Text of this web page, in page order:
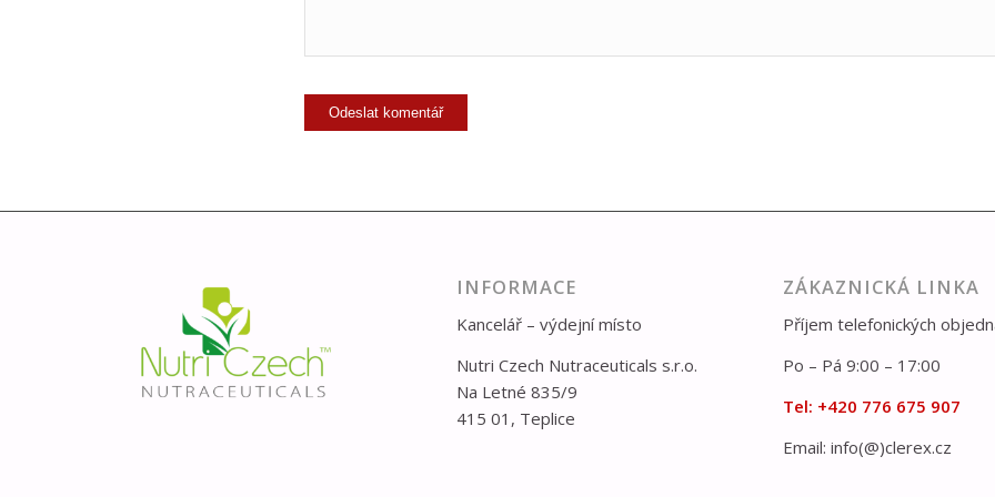
INFORMACE
Kancelář – výdejní místo
Nutri Czech Nutraceuticals s.r.o.
Na Letné 835/9
415 01, Teplice
ZÁKAZNICKÁ LINKA
Příjem telefonických
Po – Pá 9:00 – 17:00
Tel: +420 776 675 907
Email: info(@)clerex.cz